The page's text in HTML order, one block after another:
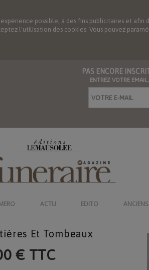
possible, à des fins publicitaires et afin
l'utilisation des cookies. Vous pouvez
PAS ENCORE
ENTREZ VOTRE
ACTU EDITO
Et Tombeaux
€ TTC